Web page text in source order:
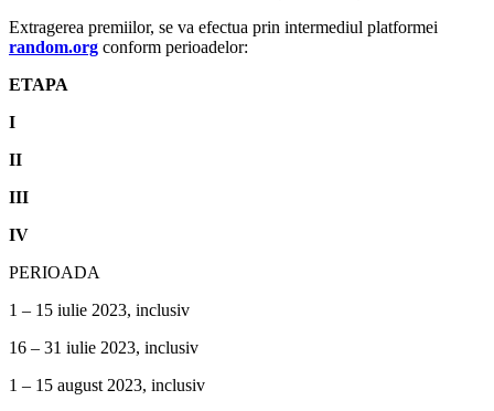
Extragerea premiilor, se va efectua prin intermediul platformei
random.org conform perioadelor:
ETAPA
I
II
III
IV
PERIOADA
1 – 15 iulie 2023, inclusiv
16 – 31 iulie 2023, inclusiv
1 – 15 august 2023, inclusiv